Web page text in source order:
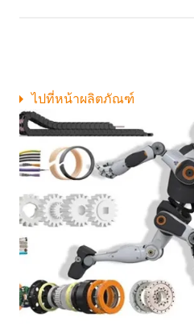
ไปที่หน้าผลิตภัณฑ์